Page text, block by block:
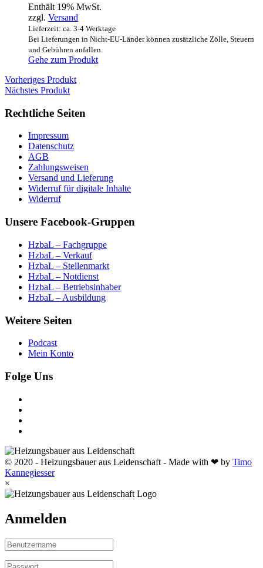
Enthält 19% MwSt.
zzgl. Versand
Lieferzeit: ca. 3-4 Werktage
Bei Lieferungen in Nicht-EU-Länder können zusätzliche Zölle, Steuern
und Gebühren anfallen.
Gehe zum Produkt
Vorheriges Produkt
Nächstes Produkt
Rechtliche Seiten
Impressum
Datenschutz
AGB
Zahlungsweisen
Versand und Lieferung
Widerruf für digitale Inhalte
Widerruf
Unsere Facebook-Gruppen
HzbaL – Fachgruppe
HzbaL – Verkauf
HzbaL – Stellenmarkt
HzbaL – Notdienst
HzbaL – Betriebsinhaber
HzbaL – Ausbildung
Weitere Seiten
Podcast
Mein Konto
Folge Uns
© 2020 - Heizungsbauer aus Leidenschaft - Made with ❤ by Timo
Kannegiesser
×
Anmelden